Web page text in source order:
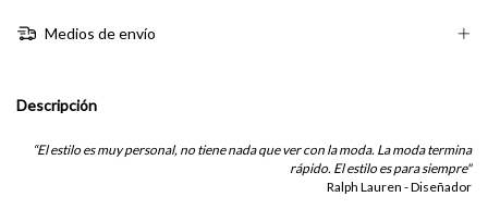
Medios de envío
Descripción
“El estilo es muy personal, no tiene nada que ver con la moda. La moda termina
rápido. El estilo es para siempre"
Ralph Lauren - Diseñador